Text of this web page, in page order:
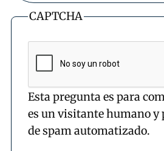
CAPTCHA
Esta pregunta es para
es un visitante humano y
de spam automatizado.